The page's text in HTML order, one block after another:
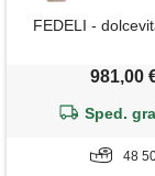
FEDELI -
981,00
Sped.
48